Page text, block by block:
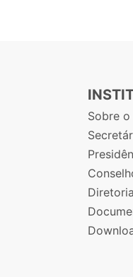
Sobre